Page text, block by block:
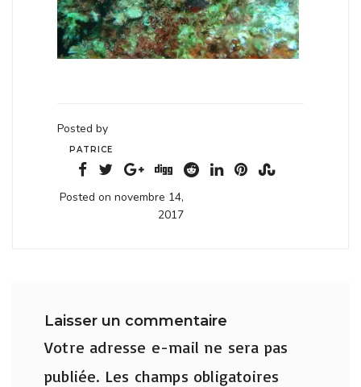
Posted by
PATRICE
Posted on novembre 14,
2017
Laisser un commentaire
Votre adresse e-mail ne sera pas
publiée. Les champs obligatoires